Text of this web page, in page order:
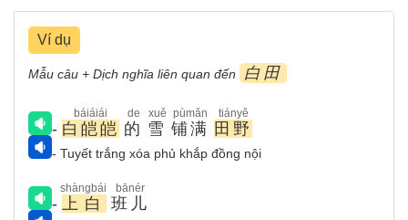
Ví dụ
Mẫu câu + Dịch nghĩa liên quan đến 白田
- 白皑皑
báiáiái
的
de
雪
xuě
铺满
pùmǎn
田野
tiányě
- Tuyết trắng xóa phủ khắp đồng nội
- 上白
shàngbái
班儿
bānér